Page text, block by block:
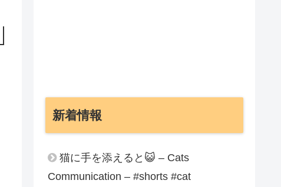
新着情報
猫に手を添えると😺 – Cats
Communication – #shorts #cat